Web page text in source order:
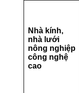
Nhà kính,
nhà lưới
nông nghiệp
công nghệ
cao